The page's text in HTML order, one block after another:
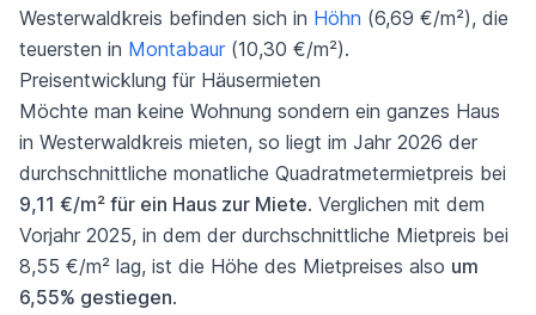
Westerwaldkreis befinden sich in Höhn (6,69 €/m²), die
teuersten in Montabaur(10,30 €/m²).
Preisentwicklung für Häusermieten
Möchte man keine Wohnung sondern ein ganzes Haus
in Westerwaldkreis mieten, so liegt im Jahr 2026 der
durchschnittliche monatliche Quadratmetermietpreis bei
9,11 €/m² für ein Haus zur Miete. Verglichen mit dem
Vorjahr 2025, in dem der durchschnittliche Mietpreis bei
8,55 €/m² lag, ist die Höhe des Mietpreises also um
6,55% gestiegen.